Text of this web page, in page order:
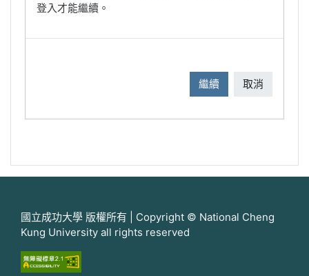
登入才能繼續。
繼續 取消
國立成功大學 版權所有 | Copyright © National Cheng
Kung University all rights reserved